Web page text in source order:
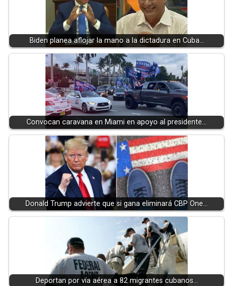
Biden planea aflojar la mano a la dictadura en Cuba…
Convocan caravana en Miami en apoyo al presidente…
Donald Trump advierte que si gana eliminará CBP One…
Deportan por vía aérea a 82 migrantes cubanos…